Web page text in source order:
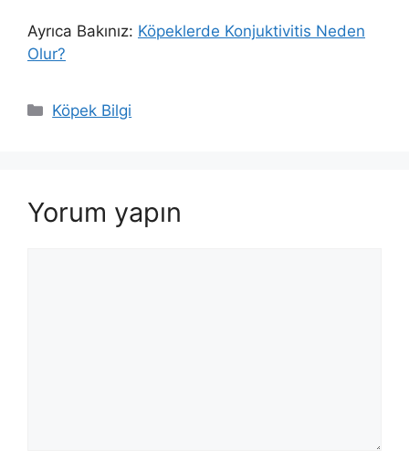
Ayrıca Bakınız: Köpeklerde Konjuktivitis Neden
Olur?
Kategoriler
Köpek Bilgi
Yorum yapın